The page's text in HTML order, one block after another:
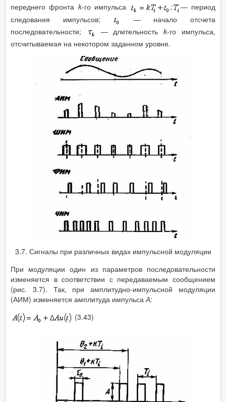
переднего фронта k-го импульса ;
— период
следования импульсов;
— начало отсчета
последовательности;
— длительностьk-го импульса,
отсчитываемая на некотором заданном уровне.
3.7. Сигналы при различных видах импульсной модуляции
При модуляции один из параметров последовательности
изменяется в соответствии с передаваемым сообщением
(рис. 3.7). Так, при амплитудно-импульсной модуляции
(АИМ) изменяется амплитуда импульсаА:
(3.43)